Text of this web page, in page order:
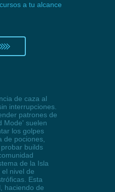
a tu alcance
de caza al
interrupciones.
patrones de
Mode' suelen
los golpes
de pociones,
builds
de la Isla
nivel de
Esta
haciendo de